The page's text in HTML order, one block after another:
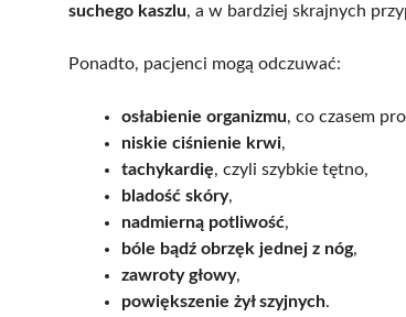
suchego kaszlu, a w bardziej skrajnych
Ponadto, pacjenci mogą odczuwać:
osłabienie organizmu, co czasem
niskie ciśnienie krwi,
tachykardię, czyli szybkie tętno,
bladość skóry,
nadmierną potliwość,
bóle bądź obrzęk jednej z nóg,
zawroty głowy,
powiększenie żył szyjnych.